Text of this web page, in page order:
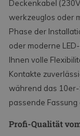
Deckenkabel
werkzeuglos oder
Phase der
oder moderne
Ihnen volle
Kontakte
während das 10er-
passende
Profi-Qualität